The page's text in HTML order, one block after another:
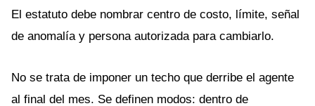
El estatuto debe nombrar centro de costo, límite, señal
de anomalía y persona autorizada para cambiarlo.
No se trata de imponer un techo que derribe el agente
al final del mes. Se definen modos: dentro de